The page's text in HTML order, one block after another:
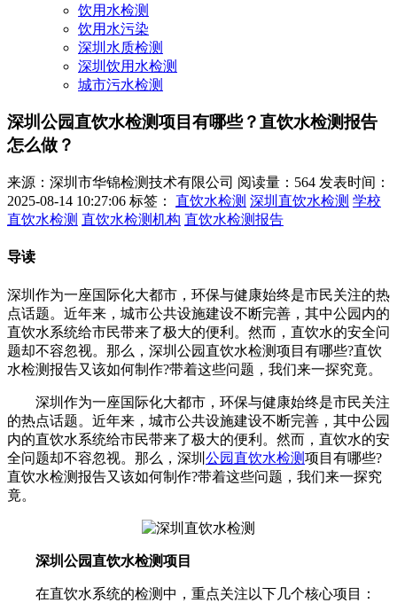
饮用水检测
饮用水污染
深圳水质检测
深圳饮用水检测
城市污水检测
深圳公园直饮水检测项目有哪些？直饮水检测报告
怎么做？
来源：深圳市华锦检测技术有限公司 阅读量：564 发表时间：
2025-08-14 10:27:06 标签： 直饮水检测 深圳直饮水检测 学校
直饮水检测 直饮水检测机构 直饮水检测报告
导读
深圳作为一座国际化大都市，环保与健康始终是市民关注的热
点话题。近年来，城市公共设施建设不断完善，其中公园内的
直饮水系统给市民带来了极大的便利。然而，直饮水的安全问
题却不容忽视。那么，深圳公园直饮水检测项目有哪些?直饮
水检测报告又该如何制作?带着这些问题，我们来一探究竟。
深圳作为一座国际化大都市，环保与健康始终是市民关注
的热点话题。近年来，城市公共设施建设不断完善，其中公园
内的直饮水系统给市民带来了极大的便利。然而，直饮水的安
全问题却不容忽视。那么，深圳 公园直饮水检测项目有哪些?
直饮水检测报告又该如何制作?带着这些问题，我们来一探究
竟。
深圳公园直饮水检测项目
在直饮水系统的检测中，重点关注以下几个核心项目：